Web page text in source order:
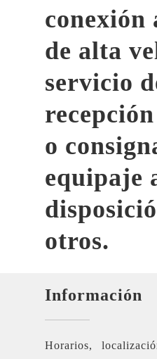
conexión
de alta
servicio
o
equipaje
otros.
Información
Horarios,